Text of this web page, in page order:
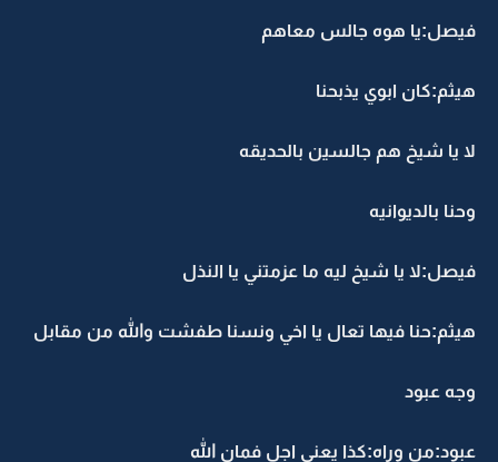
فيصل:يا هوه جالس معاهم
هيثم:كان ابوي يذبحنا
لا يا شيخ هم جالسين بالحديقه
وحنا بالديوانيه
فيصل:لا يا شيخ ليه ما عزمتني يا النذل
هيثم:حنا فيها تعال يا اخي ونسنا طفشت والله من مقابل
وجه عبود
عبود:من وراه:كذا يعني اجل فمان الله